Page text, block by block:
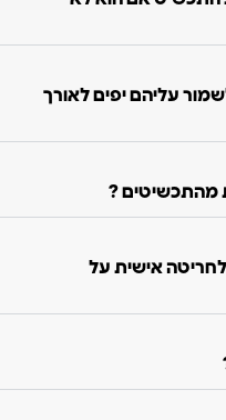
עליהם יפים לאורך
מהתכשיטים ?
אישית על